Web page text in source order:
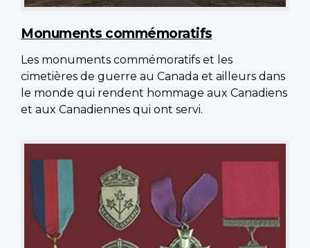
Monuments commémoratifs
Les monuments commémoratifs et les
cimetières de guerre au Canada et ailleurs dans
le monde qui rendent hommage aux Canadiens
et aux Canadiennes qui ont servi.